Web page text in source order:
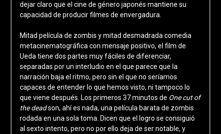
dejar claro que el cine de género japonés mantiene su
capacidad de producir filmes de envergadura.
Mitad película de zombis y mitad desmadrada comedia
metacinematográfica con mensaje positivo, el film de
Ueda tiene dos partes muy fáciles de diferenciar,
separadas por un interludio en el que parece que la
narración baja el ritmo, pero sin el que no seríamos
capaces de entender lo que hemos visto, ni tampoco lo
que viene después. Los primeros 37 minutos de One cut of
the deadson, ahí es nada, una película barata de zombis
rodada en una sola toma. Dicen que el logro se consiguió
al sexto intento, pero no por ello deja de ser notable, y